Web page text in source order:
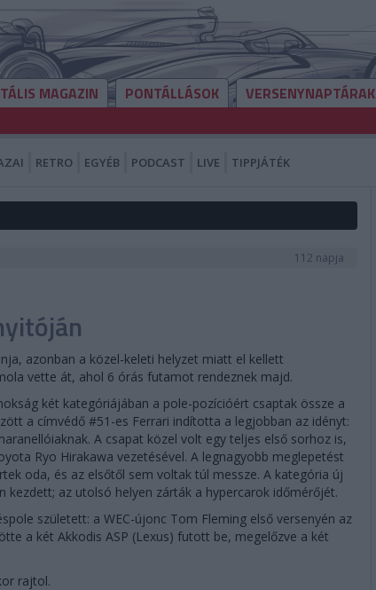
MAGAZIN PONTÁLLÁSOK VERSENYNAPTÁRAK
RETRO EGYÉB PODCAST LIVE TIPPJÁTÉK
112 napja
azonban a közel-keleti helyzet miatt el kellett
vette át, ahol 6 órás futamot rendeznek majd.
két kategóriájában a pole-pozícióért csaptak össze a
a címvédő #51-es Ferrari indította a legjobban az idényt:
A csapat közel volt egy teljes első sorhoz is,
Ryo Hirakawa vezetésével. A legnagyobb meglepetést
oda, és az elsőtől sem voltak túl messze. A kategória új
kezdett; az utolsó helyen zárták a hypercarok időmérőjét.
született: a WEC-újonc Tom Fleming első versenyén az
a két Akkodis ASP (Lexus) futott be, megelőzve a két
rajtol.